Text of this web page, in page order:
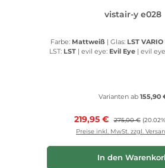
vistair-y e028
Farbe: Mattweiß | Glas: LST
LST: LST | evil eye: Evil Eye | evil
Varianten ab155,90
Verkaufspreis:
219,95 € Regulärer Preis:
275,00 €
Preise inkl. MwSt. zzgl.
In den